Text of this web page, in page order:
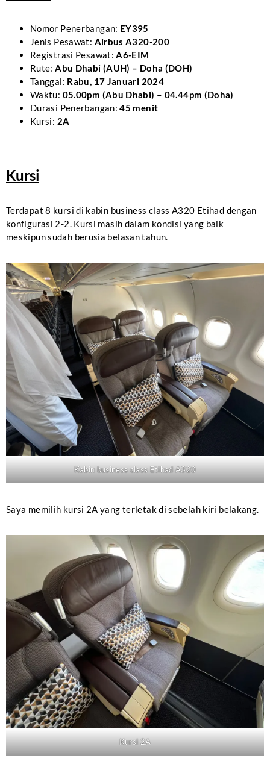
Nomor Penerbangan: EY395
Jenis Pesawat: Airbus A320-200
Registrasi Pesawat:A6-EIM
Rute: Abu Dhabi (AUH) – Doha (DOH)
Tanggal: Rabu, 17 Januari 2024
Waktu: 05.00pm (Abu Dhabi) – 04.44pm (Doha)
Durasi Penerbangan:45 menit
Kursi: 2A
Kursi
Terdapat 8 kursi di kabin business class A320 Etihad dengan
konfigurasi 2-2. Kursi masih dalam kondisi yang baik
meskipun sudah berusia belasan tahun.
Kabin business class Etihad A320
Saya memilih kursi 2A yang terletak di sebelah kiri belakang.
Kursi 2A